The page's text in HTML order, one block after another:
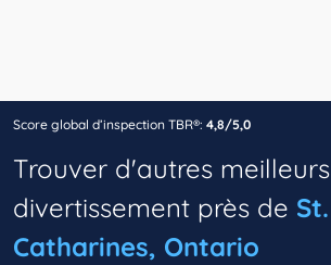
Score global d’inspection TBR®: 4,8/5,0
Trouver d'autres meilleurs
divertissement près de St.
Catharines, Ontario